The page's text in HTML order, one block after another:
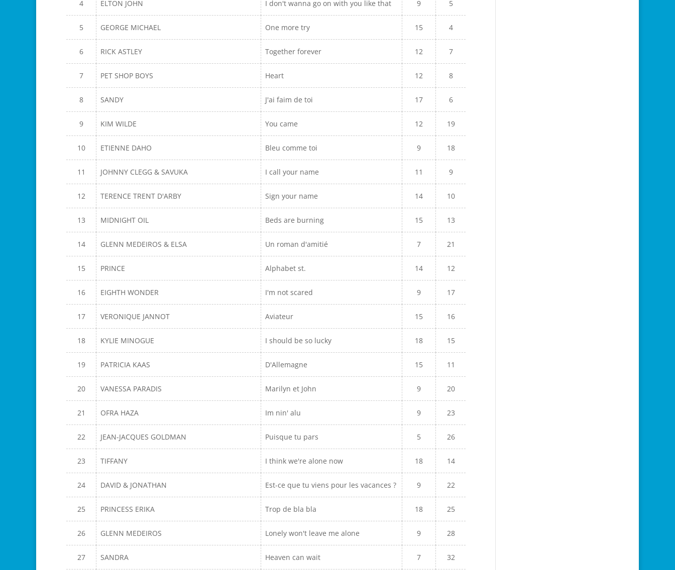
4 ELTON JOHN I don't wanna go on with you like that 9 5
5 GEORGE MICHAEL One more try 15 4
6 RICK ASTLEY Together forever 12 7
7 PET SHOP BOYS Heart 12 8
8 SANDY J'ai faim de toi 17 6
9 KIM WILDE You came 12 19
10 ETIENNE DAHO Bleu comme toi 9 18
11 JOHNNY CLEGG & SAVUKA I call your name 11 9
12 TERENCE TRENT D'ARBY Sign your name 14 10
13 MIDNIGHT OIL Beds are burning 15 13
14 GLENN MEDEIROS & ELSA Un roman d'amitié 7 21
15 PRINCE Alphabet st. 14 12
16 EIGHTH WONDER I'm not scared 9 17
17 VERONIQUE JANNOT Aviateur 15 16
18 KYLIE MINOGUE I should be so lucky 18 15
19 PATRICIA KAAS D'Allemagne 15 11
20 VANESSA PARADIS Marilyn et John 9 20
21 OFRA HAZA Im nin' alu 9 23
22 JEAN-JACQUES GOLDMAN Puisque tu pars 5 26
23 TIFFANY I think we're alone now 18 14
24 DAVID & JONATHAN Est-ce que tu viens pour les vacances ? 9 22
25 PRINCESS ERIKA Trop de bla bla 18 25
26 GLENN MEDEIROS Lonely won't leave me alone 9 28
27 SANDRA Heaven can wait 7 32